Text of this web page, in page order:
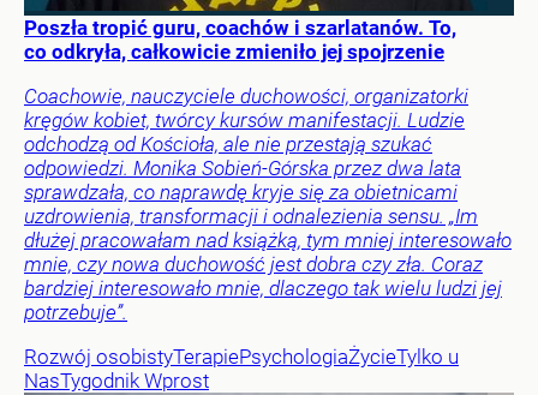
Poszła tropić guru, coachów i szarlatanów. To,
co odkryła, całkowicie zmieniło jej spojrzenie
Coachowie, nauczyciele duchowości, organizatorki
kręgów kobiet, twórcy kursów manifestacji. Ludzie
odchodzą od Kościoła, ale nie przestają szukać
odpowiedzi. Monika Sobień-Górska przez dwa lata
sprawdzała, co naprawdę kryje się za obietnicami
uzdrowienia, transformacji i odnalezienia sensu. „Im
dłużej pracowałam nad książką, tym mniej interesowało
mnie, czy nowa duchowość jest dobra czy zła. Coraz
bardziej interesowało mnie, dlaczego tak wielu ludzi jej
potrzebuje”.
Rozwój osobistyTerapiePsychologiaŻycieTylko u
NasTygodnik Wprost